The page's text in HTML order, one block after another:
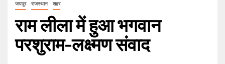
जयपुर राजस्थान शहर
राम लीला में हुआ भगवान
परशुराम-लक्ष्मण संवाद